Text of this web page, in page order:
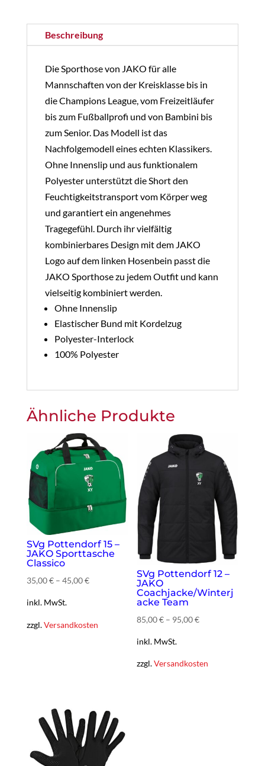
Menge
Beschreibung
Die Sporthose von JAKO für alle
Mannschaften von der Kreisklasse bis in
die Champions League, vom Freizeitläufer
bis zum Fußballprofi und von Bambini bis
zum Senior. Das Modell ist das
Nachfolgemodell eines echten Klassikers.
Ohne Innenslip und aus funktionalem
Polyester unterstützt die Short den
Feuchtigkeitstransport vom Körper weg
und garantiert ein angenehmes
Tragegefühl. Durch ihr vielfältig
kombinierbares Design mit dem JAKO
Logo auf dem linken Hosenbein passt die
JAKO Sporthose zu jedem Outfit und kann
vielseitig kombiniert werden.
Ohne Innenslip
Elastischer Bund mit Kordelzug
Polyester-Interlock
100% Polyester
Ähnliche Produkte
SVg Pottendorf 15 –
JAKO Sporttasche
Classico
35,00€– 45,00€
inkl. MwSt.
zzgl.Versandkosten
SVg Pottendorf 12 –
JAKO
Coachjacke/Winterj
acke Team
85,00€ – 95,00€
inkl. MwSt.
zzgl.Versandkosten